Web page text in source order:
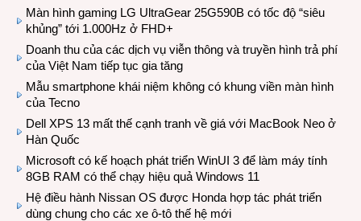
Màn hình gaming LG UltraGear 25G590B có tốc độ “siêu
khủng” tới 1.000Hz ở FHD+
Doanh thu của các dịch vụ viễn thông và truyền hình trả phí
của Việt Nam tiếp tục gia tăng
Mẫu smartphone khái niệm không có khung viền màn hình
của Tecno
Dell XPS 13 mất thế cạnh tranh về giá với MacBook Neo ở
Hàn Quốc
Microsoft có kế hoạch phát triển WinUI 3 để làm máy tính
8GB RAM có thể chạy hiệu quả Windows 11
Hệ điều hành Nissan OS được Honda hợp tác phát triển
dùng chung cho các xe ô-tô thế hệ mới